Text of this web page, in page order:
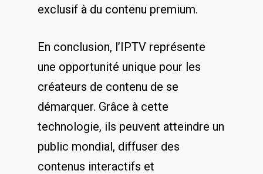
exclusif‍ à ⁣du contenu premium.
En conclusion, l’IPTV ⁣représente
‍une opportunité unique pour les
créateurs de contenu de se
démarquer. Grâce à cette
technologie, ils peuvent atteindre⁤ un
public mondial, diffuser des
⁤contenus interactifs et